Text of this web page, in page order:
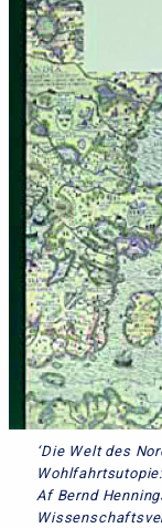
‘Die Welt des
Af Bernd